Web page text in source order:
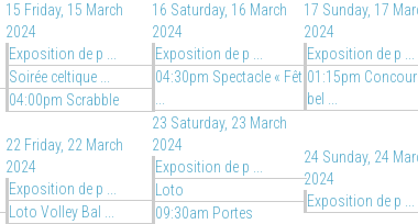
15 Friday, 15 March
2024
Exposition de p ...
Soirée celtique ...
04:00pm Scrabble
16 Saturday, 16 March
2024
Exposition de p ...
04:30pm Spectacle « Fêt
...
17 Sunday, 17
2024
Exposition de p ...
01:15pm
bel ...
22 Friday, 22 March
2024
Exposition de p ...
Loto Volley Bal ...
23 Saturday, 23 March
2024
Exposition de p ...
Loto
09:30am Portes
24 Sunday, 24
2024
Exposition de p ...